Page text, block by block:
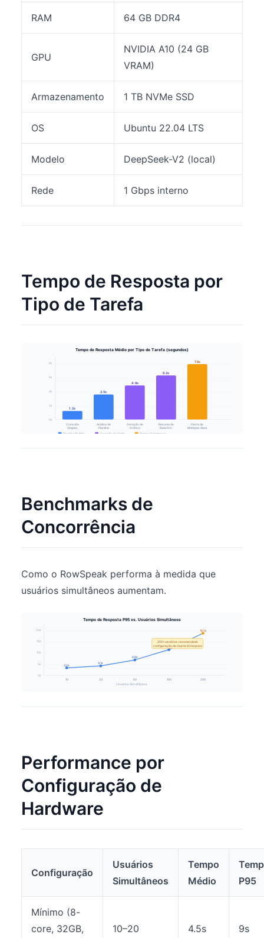
RAM 64 GB DDR4
GPU
NVIDIA A10 (24 GB
VRAM)
Armazenamento 1 TB NVMe SSD
OS Ubuntu 22.04 LTS
Modelo DeepSeek-V2 (local)
Rede 1 Gbps interno
Tempo de Resposta por
Tipo de Tarefa
Tempo de Resposta Médio por Tipo de Tarefa (segundos)
0s
2s
4s
6s
8s
1.2s
Consulta
Simples
3.5s
Análise de
Planilha
4.8s
Geração de
Gráfico
6.2s
Resumo de
Relatório
7.8s
Pasta de
Múltiplas Abas
Tarefas Padrão Geração de Saída Pastas Complexas
Benchmarks de
Concorrência
Como o RowSpeak performa à medida que
usuários simultâneos aumentam.
Tempo de Resposta P95 vs. Usuários Simultâneos
0s
5s
10s
15s
20s
10 20 50 100
200
Usuários Simultâneos
3.2s
4.1s
6.8s
11.2s
18.5s
200+ usuários: recomendado
configuração de cluster Enterprise
Performance por
Configuração de
Hardware
Configuração
Usuários
Simultâneos
Tempo
Médio
P95
Mínimo (8-
core, 32GB,
10–20 4.5s 9s